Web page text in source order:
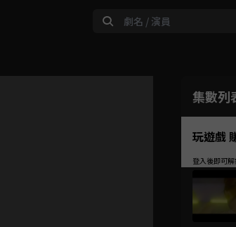
集數列
玩遊戲